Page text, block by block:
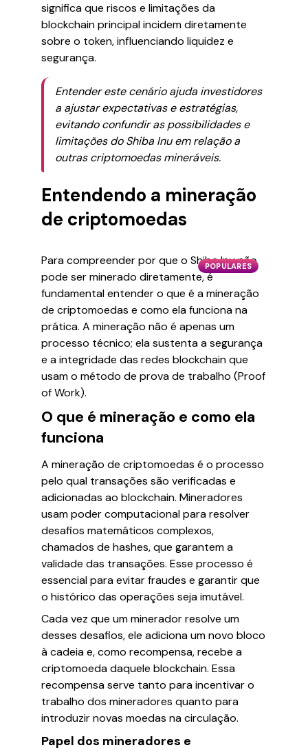
significa que riscos e limitações da
blockchain principal incidem diretamente
sobre o token, influenciando liquidez e
segurança.
Entender este cenário ajuda investidores
a ajustar expectativas e estratégias,
evitando confundir as possibilidades e
limitações do Shiba Inu em relação a
outras criptomoedas mineráveis.
Entendendo a mineração
de criptomoedas
POPULARES
Para compreender por que o Shiba Inu não
pode ser minerado diretamente, é
fundamental entender o que é a mineração
de criptomoedas e como ela funciona na
prática. A mineração não é apenas um
processo técnico; ela sustenta a segurança
e a integridade das redes blockchain que
usam o método de prova de trabalho (Proof
of Work).
O que é mineração e como ela
funciona
A mineração de criptomoedas é o processo
pelo qual transações são verificadas e
adicionadas ao blockchain. Mineradores
usam poder computacional para resolver
desafios matemáticos complexos,
chamados de hashes, que garantem a
validade das transações. Esse processo é
essencial para evitar fraudes e garantir que
o histórico das operações seja imutável.
Cada vez que um minerador resolve um
desses desafios, ele adiciona um novo bloco
à cadeia e, como recompensa, recebe a
criptomoeda daquele blockchain. Essa
recompensa serve tanto para incentivar o
trabalho dos mineradores quanto para
introduzir novas moedas na circulação.
Papel dos mineradores e